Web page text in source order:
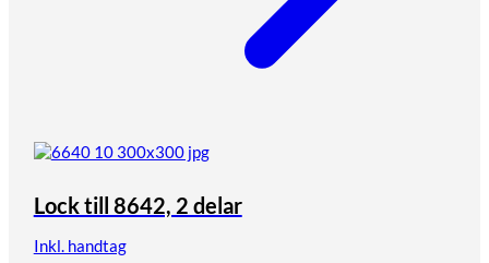
Lock till 8642, 2 delar
Inkl. handtag